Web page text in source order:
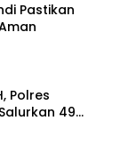
Pastikan
Polres
49